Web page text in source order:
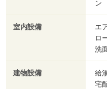
ン
室内設備
エ
ロ
洗
建物設備
給
宅